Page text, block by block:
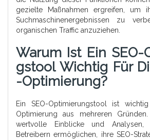
gezielte Maßnahmen ergreifen, um
Suchmaschinenergebnissen zu
organischen Traffic anzuziehen.
Warum Ist Ein SEO-
Gstool Wichtig Für
-Optimierung?
Ein SEO-Optimierungstool ist
Optimierung aus mehreren
wertvolle Einblicke und
Betreibern ermöglichen, ihre SEO-